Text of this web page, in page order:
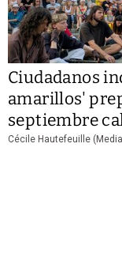
Ciudadanos
amarillos'
septiembre
Cécile Hautefeuille